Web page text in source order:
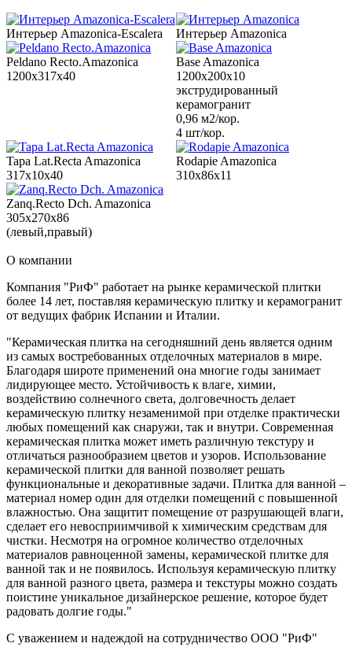
Интерьер Amazonica-Escalera Интерьер Amazonica
Peldano Recto.Amazonica
1200x317x40
Base Amazonica
1200x200x10
экструдированный
керамогранит
0,96 м2/кор.
4 шт/кор.
Tapa Lat.Recta Amazonica
317x10x40
Rodapie Amazonica
310x86x11
Zanq.Recto Dch. Amazonica
305x270x86
(левый,правый)
О компании
Компания "РиФ" работает на рынке керамической плитки
более 14 лет, поставляя керамическую плитку и керамогранит
от ведущих фабрик Испании и Италии.
"Керамическая плитка на сегодняшний день является одним
из самых востребованных отделочных материалов в мире.
Благодаря широте применений она многие годы занимает
лидирующее место. Устойчивость к влаге, химии,
воздействию солнечного света, долговечность делает
керамическую плитку незаменимой при отделке практически
любых помещений как снаружи, так и внутри. Современная
керамическая плитка может иметь различную текстуру и
отличаться разнообразием цветов и узоров. Использование
керамической плитки для ванной позволяет решать
функциональные и декоративные задачи. Плитка для ванной –
материал номер один для отделки помещений с повышенной
влажностью. Она защитит помещение от разрушающей влаги,
сделает его невосприимчивой к химическим средствам для
чистки. Несмотря на огромное количество отделочных
материалов равноценной замены, керамической плитке для
ванной так и не появилось. Используя керамическую плитку
для ванной разного цвета, размера и текстуры можно создать
поистине уникальное дизайнерское решение, которое будет
радовать долгие годы."
С уважением и надеждой на сотрудничество ООО "РиФ"